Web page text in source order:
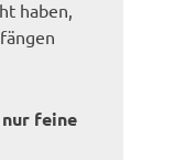
haben,
feine